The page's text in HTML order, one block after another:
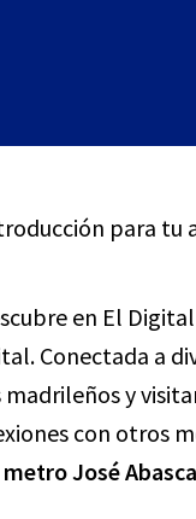
para tu
en El
Conectada a
y
con otros
metro José